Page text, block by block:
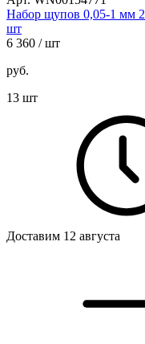
Набор щупов 0,05-1 мм
шт
6 360 / шт
руб.
13 шт
Доставим 12 августа